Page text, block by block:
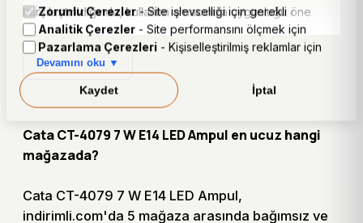
karşılaştırıldığında, kullanım amacınıza uygunluğu öne
çıkan unsurdur.
Fiyat bilgileri otomatik sistem tarafından düzenli
güncellenir; satın alma öncesinde güncel fiyatı
doğrulamanız önerilir.
Karar notları
dahil toplam tutarla karşılaştırın.
Devamını oku ▼
Cata CT-4079 7 W E14 LED Ampul en ucuz hangi
mağazada?
Cata CT-4079 7 W E14 LED Ampul,
indirimli.com'da 5 mağaza arasında bağımsız ve
Zorunlu Çerezler- Site işlevselliği için gerekli
Analitik Çerezler - Site performansını ölçmek için
Pazarlama Çerezleri - Kişiselleştirilmiş reklamlar için
Kaydet İptal